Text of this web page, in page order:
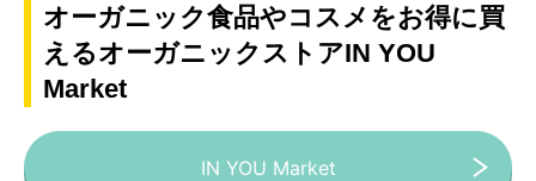
オーガニック食品やコスメをお得に買
えるオーガニックストアIN YOU
Market
IN YOU Market